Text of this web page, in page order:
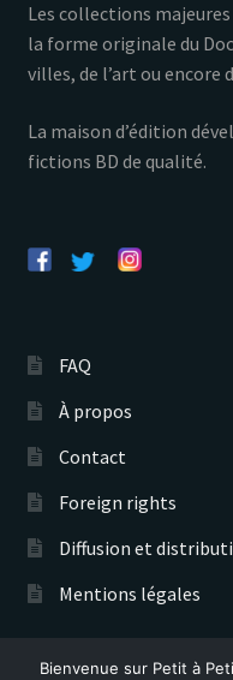
Les collections
la forme originale du
villes, de l’art ou
La maison d’édition
fictions BD de qualité.
FAQ
À propos
Contact
Foreign rights
Diffusion et
Mentions légales
Bienvenue sur Petit à